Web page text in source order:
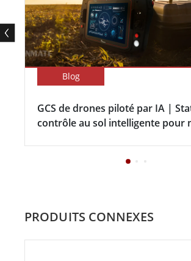
Blog
GCS de drones piloté par IA |
contrôle au sol intelligente pour
PRODUITS CONNEXES